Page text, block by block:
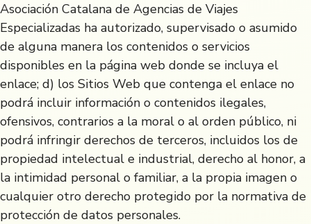
Asociación Catalana de Agencias de Viajes
Especializadas ha autorizado, supervisado o asumido
de alguna manera los contenidos o servicios
disponibles en la página web donde se incluya el
enlace; d) los Sitios Web que contenga el enlace no
podrá incluir información o contenidos ilegales,
ofensivos, contrarios a la moral o al orden público, ni
podrá infringir derechos de terceros, incluidos los de
propiedad intelectual e industrial, derecho al honor, a
la intimidad personal o familiar, a la propia imagen o
cualquier otro derecho protegido por la normativa de
protección de datos personales.